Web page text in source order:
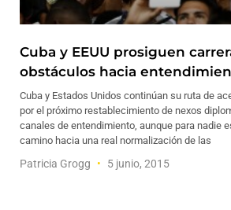
Cuba y EEUU prosiguen
obstáculos hacia
Cuba y Estados Unidos continúan su ruta de
por el próximo restablecimiento de nexos
canales de entendimiento, aunque para nadie
camino hacia una real normalización de las
Patricia Grogg 5 junio, 2015